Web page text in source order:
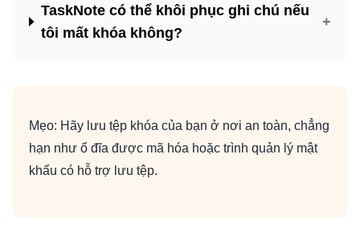
TaskNote có thể khôi phục ghi chú nếu
tôi mất khóa không?
+
Mẹo: Hãy lưu tệp khóa của bạn ở nơi an toàn, chẳng
hạn như ổ đĩa được mã hóa hoặc trình quản lý mật
khẩu có hỗ trợ lưu tệp.